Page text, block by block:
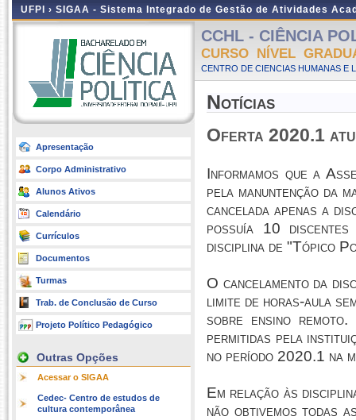
UFPI › SIGAA - Sistema Integrado de Gestão de Atividades
Apresentação
Corpo Administrativo
Alunos Ativos
Calendário
Currículos
Documentos
Turmas
Trab. de Conclusão de Curso
Projeto Político Pedagógico
Outras Opções
Acessar o SIGAA
Cedec- Centro de estudos de
cultura contemporânea
CCHL - CIÊNCIA
CURSO NÍVEL
CENTRO DE CIENCIAS HUMANAS E
Notícias
Oferta 2020.1
Informamos que a
pela manuntenção da
cancelada apenas a
possuía 10
disciplina de "Tópico
O cancelamento da
limite de horas-aula
sobre ensino
permitidas pela
no período 2020.1 na
Em relação às
não obtivemos todas